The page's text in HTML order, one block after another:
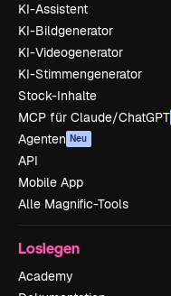
KI-Assistent
KI-Bildgenerator
KI-Videogenerator
KI-Stimmengenerator
Stock-Inhalte
MCP für Claude/ChatGPT
Agenten Neu
API
Mobile App
Alle Magnific-Tools
Loslegen
Academy